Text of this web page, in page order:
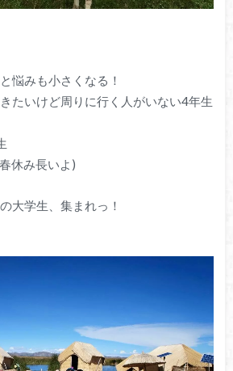
悩みも小さくなる！
たいけど周りに行く人がいない4年生
休み長いよ)
大学生、集まれっ！